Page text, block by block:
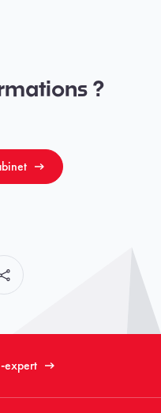
?
expert